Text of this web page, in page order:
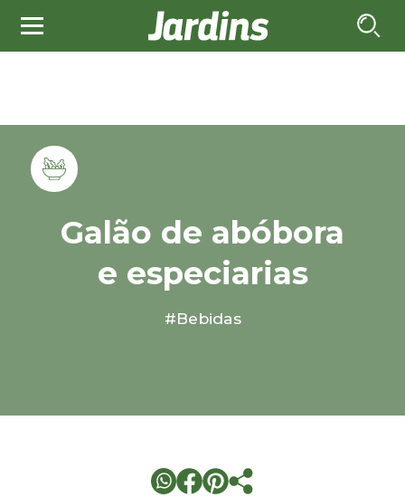
Galão de abóbora
e especiarias
#Bebidas